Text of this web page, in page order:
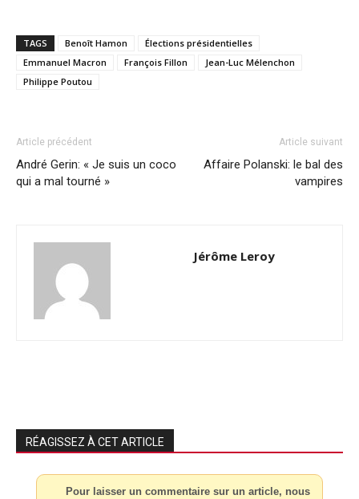
TAGS Benoît Hamon
Élections présidentielles
Emmanuel Macron
François Fillon
Jean-Luc Mélenchon
Philippe Poutou
Article précédent
André Gerin: « Je suis un coco
qui a mal tourné »
Article suivant
Affaire Polanski: le bal des
vampires
Jérôme Leroy
RÉAGISSEZ À CET ARTICLE
Pour laisser un commentaire sur un article, nous